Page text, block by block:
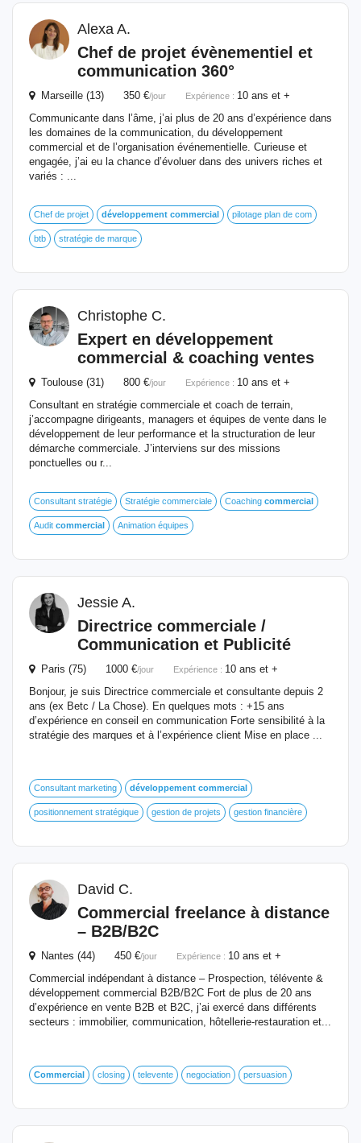
Alexa A.
Chef de projet évènementiel et
communication 360°
Marseille (13) 350 €/jour Expérience : 10 ans et +
Communicante dans l’âme, j’ai plus de 20 ans d’expérience dans
les domaines de la communication, du développement
commercial et de l’organisation événementielle. Curieuse et
engagée, j’ai eu la chance d’évoluer dans des univers riches et
variés : ...
Chef de projet développement commercial pilotage plan de com
btb stratégie de marque
Christophe C.
Expert en développement
commercial & coaching ventes
Toulouse (31) 800 €/jour Expérience : 10 ans et +
Consultant en stratégie commerciale et coach de terrain,
j’accompagne dirigeants, managers et équipes de vente dans le
développement de leur performance et la structuration de leur
démarche commerciale. J’interviens sur des missions
ponctuelles ou r...
Consultant stratégie Stratégie commerciale Coaching commercial
Audit commercial Animation équipes
Jessie A.
Directrice commerciale /
Communication et Publicité
Paris (75) 1000 €/jour Expérience : 10 ans et +
Bonjour, je suis Directrice commerciale et consultante depuis 2
ans (ex Betc / La Chose). En quelques mots : +15 ans
d’expérience en conseil en communication Forte sensibilité à la
stratégie des marques et à l’expérience client Mise en place ...
Consultant marketing développement commercial
positionnement stratégique gestion de projets gestion financière
David C.
Commercial freelance à distance
– B2B/B2C
Nantes (44) 450 €/jour Expérience : 10 ans et +
Commercial indépendant à distance – Prospection, télévente &
développement commercial B2B/B2C Fort de plus de 20 ans
d’expérience en vente B2B et B2C, j’ai exercé dans différents
secteurs : immobilier, communication, hôtellerie-restauration et...
Commercial closing televente negociation persuasion